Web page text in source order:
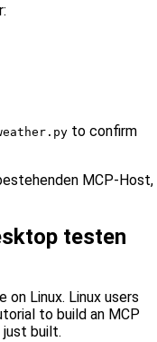
to confirm
MCP‑Host,
testen
Linux. Linux users
to build an MCP
built.